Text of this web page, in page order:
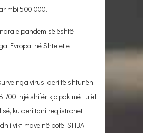
mbi 500,000.
e pandemisë është
Evropa, në Shtetet e
nga virusi deri të shtunën
një shifër kjo pak më i ulët
ku deri tani regjistrohet
i viktimave në botë. SHBA